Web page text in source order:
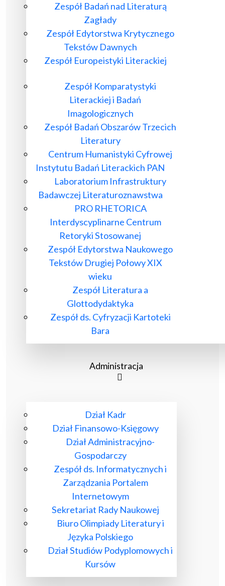
Zespół Badań nad Literaturą
Zagłady
Zespół Edytorstwa Krytycznego
Tekstów Dawnych
Zespół Europeistyki Literackiej
Zespół Komparatystyki
Literackiej i Badań
Imagologicznych
Zespół Badań Obszarów Trzecich
Literatury
Centrum Humanistyki Cyfrowej
Instytutu Badań Literackich PAN
Laboratorium Infrastruktury
Badawczej Literaturoznawstwa
PRO RHETORICA
Interdyscyplinarne Centrum
Retoryki Stosowanej
Zespół Edytorstwa Naukowego
Tekstów Drugiej Połowy XIX
wieku
Zespół Literatura a
Glottodydaktyka
Zespół ds. Cyfryzacji Kartoteki
Bara
Administracja
Dział Kadr
Dział Finansowo-Księgowy
Dział Administracyjno-
Gospodarczy
Zespół ds. Informatycznych i
Zarządzania Portalem
Internetowym
Sekretariat Rady Naukowej
Biuro Olimpiady Literatury i
Języka Polskiego
Dział Studiów Podyplomowych i
Kursów